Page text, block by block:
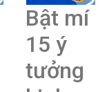
Bật mí
15 ý
tưởng